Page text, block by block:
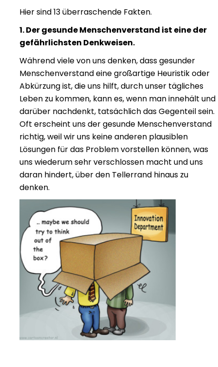
Hier sind 13 überraschende Fakten.
1. Der gesunde Menschenverstand ist eine der
gefährlichsten Denkweisen.
Während viele von uns denken, dass gesunder
Menschenverstand eine großartige Heuristik oder
Abkürzung ist, die uns hilft, durch unser tägliches
Leben zu kommen, kann es, wenn man innehält und
darüber nachdenkt, tatsächlich das Gegenteil sein.
Oft erscheint uns der gesunde Menschenverstand
richtig, weil wir uns keine anderen plausiblen
Lösungen für das Problem vorstellen können, was
uns wiederum sehr verschlossen macht und uns
daran hindert, über den Tellerrand hinaus zu
denken.